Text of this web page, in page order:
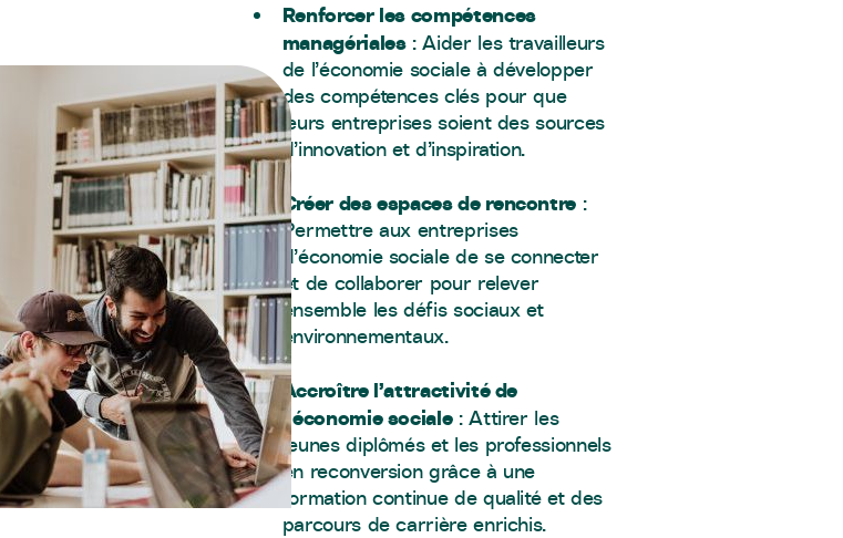
Renforcer les compétences
managériales: Aider les travailleurs
de l’économie sociale à développer
des compétences clés pour que
leurs entreprises soient des sources
d’innovation et d’inspiration.
Créer des espaces de rencontre:
Permettre aux entreprises
d’économie sociale de se connecter
et de collaborer pour relever
ensemble les défis sociaux et
environnementaux.
Accroître l’attractivité de
l’économie sociale: Attirer les
jeunes diplômés et les professionnels
en reconversion grâce à une
formation continue de qualité et des
parcours de carrière enrichis.